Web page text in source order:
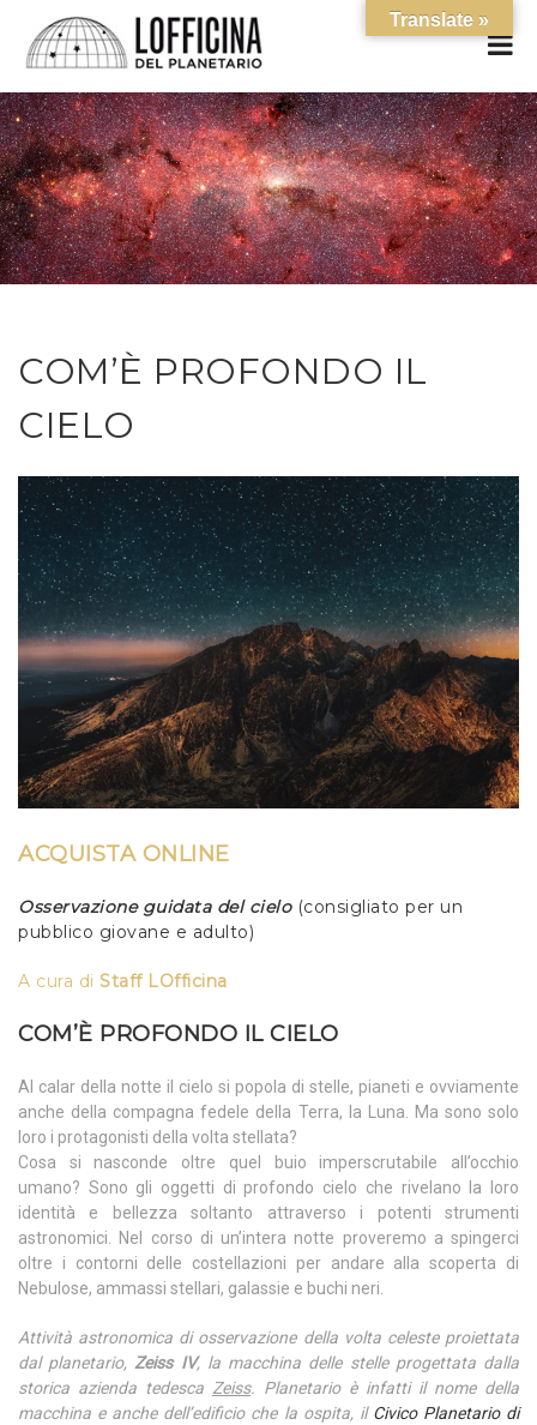
COM’È PROFONDO IL
CIELO
ACQUISTA ONLINE
Osservazione guidata del cielo (consigliato per un
pubblico giovane e adulto)
A cura di Staff LOfficina
COM’È PROFONDO IL CIELO
Al calar della notte il cielo si popola di stelle, pianeti e ovviamente
anche della compagna fedele della Terra, la Luna. Ma sono solo
loro i protagonisti della volta stellata?
Cosa si nasconde oltre quel buio imperscrutabile all’occhio
umano? Sono gli oggetti di profondo cielo che rivelano la loro
identità e bellezza soltanto attraverso i potenti strumenti
astronomici. Nel corso di un’intera notte proveremo a spingerci
oltre i contorni delle costellazioni per andare alla scoperta di
Nebulose, ammassi stellari, galassie e buchi neri.
Attività astronomica di osservazione della volta celeste proiettata
dal planetario,Zeiss IV, la macchina delle stelle progettata dalla
storica azienda tedesca Zeiss. Planetario è infatti il nome della
macchina e anche dell’edificio che la ospita, il Civico Planetario di
Translate »